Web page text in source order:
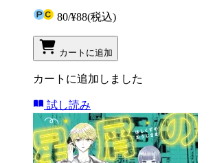
80/¥88(税込)
カートに追加
カートに追加しました
試し読み